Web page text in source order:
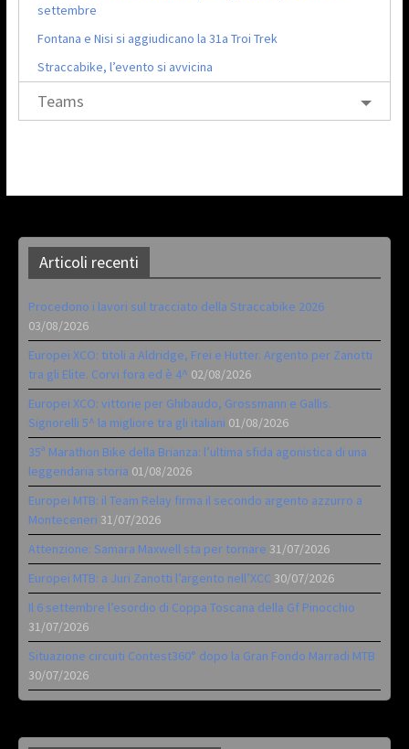
settembre
Fontana e Nisi si aggiudicano la 31a Troi Trek
Straccabike, l’evento si avvicina
Teams
Articoli recenti
Procedono i lavori sul tracciato della Straccabike 2026
03/08/2026
Europei XCO: titoli a Aldridge, Frei e Hutter. Argento per Zanotti
tra gli Elite. Corvi fora ed è 4^ 02/08/2026
Europei XCO: vittorie per Ghibaudo, Grossmann e Gallis.
Signorelli 5^ la migliore tra gli italiani 01/08/2026
35ª Marathon Bike della Brianza: l’ultima sfida agonistica di una
leggendaria storia 01/08/2026
Europei MTB: il Team Relay firma il secondo argento azzurro a
Monteceneri 31/07/2026
Attenzione: Samara Maxwell sta per tornare 31/07/2026
Europei MTB: a Juri Zanotti l’argento nell’XCC 30/07/2026
Il 6 settembre l’esordio di Coppa Toscana della Gf Pinocchio
31/07/2026
Situazione circuiti Contest360° dopo la Gran Fondo Marradi MTB
30/07/2026